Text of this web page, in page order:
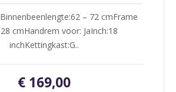
– 72 cmFrame
cmHandrem voor: JaInch:18
inchKettingkast:G..
€ 169,00